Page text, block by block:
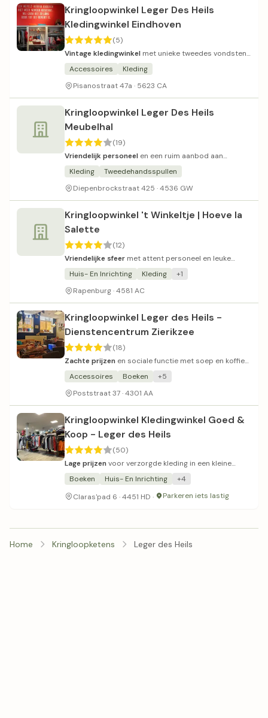
Kringloopwinkel Leger Des Heils
Kledingwinkel Eindhoven
(5)
Vintage kledingwinkel met unieke tweedes vondsten
en sociaal doel.
Accessoires
Kleding
Pisanostraat 47a · 5623 CA
Kringloopwinkel Leger Des Heils
Meubelhal
(19)
Vriendelijk personeel en een ruim aanbod aan
goedkope meubels.
Kleding
Tweedehandsspullen
Diepenbrockstraat 425 · 4536 GW
Kringloopwinkel 't Winkeltje | Hoeve la
Salette
(12)
Vriendelijke sfeer met attent personeel en leuke
prijsjes.
Huis- En Inrichting Kleding
+1
Rapenburg · 4581 AC
Kringloopwinkel Leger des Heils -
Dienstencentrum Zierikzee
(18)
Zachte prijzen en sociale functie met soep en koffie
voor alle bezoekers.
Accessoires Boeken
+5
Poststraat 37 · 4301 AA
Kringloopwinkel Kledingwinkel Goed &
Koop - Leger des Heils
(50)
Lage prijzenvoor verzorgde kleding in een kleine
winkel met vriendelijk personeel.
Boeken Huis- En Inrichting
+4
Claras'pad 6 · 4451 HD ·
Parkeren iets lastig
Home Kringloopketens Leger des Heils